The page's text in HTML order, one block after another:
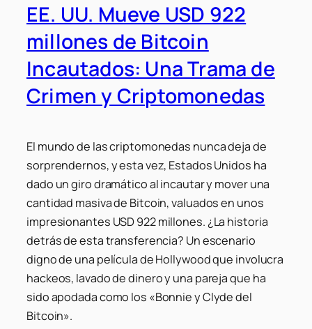
EE. UU. Mueve USD 922
millones de Bitcoin
Incautados: Una Trama de
Crimen y Criptomonedas
El mundo de las criptomonedas nunca deja de
sorprendernos, y esta vez, Estados Unidos ha
dado un giro dramático al incautar y mover una
cantidad masiva de Bitcoin, valuados en unos
impresionantes USD 922 millones. ¿La historia
detrás de esta transferencia? Un escenario
digno de una película de Hollywood que involucra
hackeos, lavado de dinero y una pareja que ha
sido apodada como los «Bonnie y Clyde del
Bitcoin».